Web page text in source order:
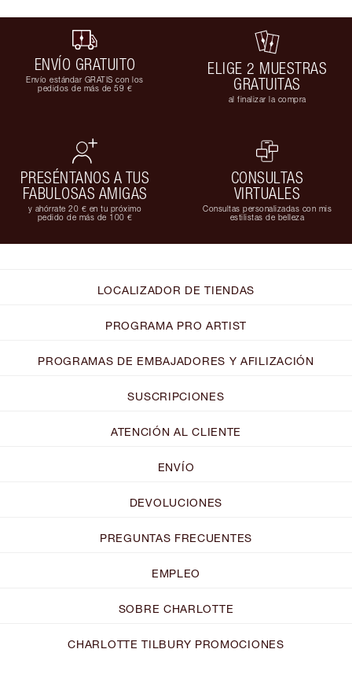
ENVÍO GRATUITO
Envío estándar GRATIS con los
pedidos de más de 59 €
ELIGE 2 MUESTRAS
GRATUITAS
al finalizar la compra
PRESÉNTANOS A TUS
FABULOSAS AMIGAS
y ahórrate 20 € en tu próximo
pedido de más de 100 €
CONSULTAS
VIRTUALES
Consultas personalizadas con mis
estilistas de belleza
LOCALIZADOR DE TIENDAS
PROGRAMA PRO ARTIST
PROGRAMAS DE EMBAJADORES Y AFILIZACIÓN
SUSCRIPCIONES
ATENCIÓN AL CLIENTE
ENVÍO
DEVOLUCIONES
PREGUNTAS FRECUENTES
EMPLEO
SOBRE CHARLOTTE
CHARLOTTE TILBURY PROMOCIONES